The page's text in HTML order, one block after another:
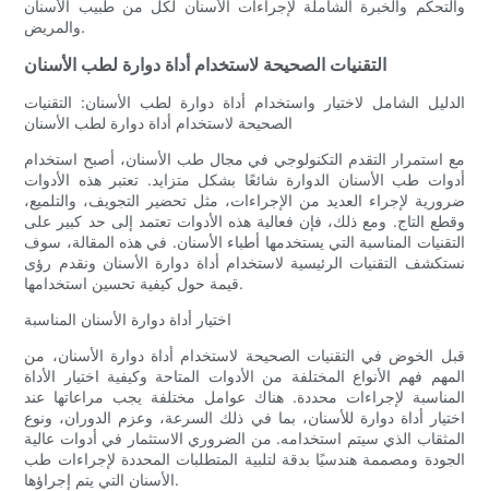
والتحكم والخبرة الشاملة لإجراءات الأسنان لكل من طبيب الأسنان
والمريض.
التقنيات الصحيحة لاستخدام أداة دوارة لطب الأسنان
الدليل الشامل لاختيار واستخدام أداة دوارة لطب الأسنان: التقنيات
الصحيحة لاستخدام أداة دوارة لطب الأسنان
مع استمرار التقدم التكنولوجي في مجال طب الأسنان، أصبح استخدام
أدوات طب الأسنان الدوارة شائعًا بشكل متزايد. تعتبر هذه الأدوات
ضرورية لإجراء العديد من الإجراءات، مثل تحضير التجويف، والتلميع،
وقطع التاج. ومع ذلك، فإن فعالية هذه الأدوات تعتمد إلى حد كبير على
التقنيات المناسبة التي يستخدمها أطباء الأسنان. في هذه المقالة، سوف
نستكشف التقنيات الرئيسية لاستخدام أداة دوارة الأسنان ونقدم رؤى
قيمة حول كيفية تحسين استخدامها.
اختيار أداة دوارة الأسنان المناسبة
قبل الخوض في التقنيات الصحيحة لاستخدام أداة دوارة الأسنان، من
المهم فهم الأنواع المختلفة من الأدوات المتاحة وكيفية اختيار الأداة
المناسبة لإجراءات محددة. هناك عوامل مختلفة يجب مراعاتها عند
اختيار أداة دوارة للأسنان، بما في ذلك السرعة، وعزم الدوران، ونوع
المثقاب الذي سيتم استخدامه. من الضروري الاستثمار في أدوات عالية
الجودة ومصممة هندسيًا بدقة لتلبية المتطلبات المحددة لإجراءات طب
الأسنان التي يتم إجراؤها.